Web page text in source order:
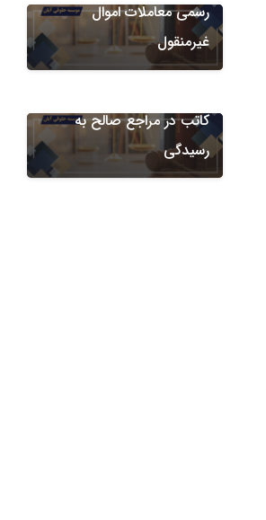
رسمی معاملات اموال
غیرمنقول
دعاوی فسخ معامله
تشریفات فسخ معاملات
کاتب در مراجع صالح به
رسیدگی